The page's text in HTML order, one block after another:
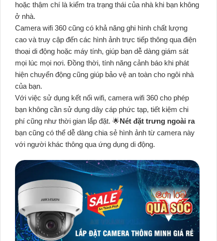
hoặc thậm chí là kiểm tra trạng thái của nhà khi bạn không
ở nhà.
Camera wifi 360 cũng có khả năng ghi hình chất lượng
cao và truy cập đến các hình ảnh trực tiếp thông qua điện
thoại di động hoặc máy tính, giúp bạn dễ dàng giám sát
mọi lúc mọi nơi. Đồng thời, tính năng cảnh báo khi phát
hiện chuyển động cũng giúp bảo vệ an toàn cho ngôi nhà
của bạn.
Với việc sử dụng kết nối wifi, camera wifi 360 cho phép
bạn không cần sử dụng dây cáp phức tạp, tiết kiệm chi
phí cũng như thời gian lắp đặt. 🌟Nét đặt trưng ngoài ra
bạn cũng có thể dễ dàng chia sẻ hình ảnh từ camera này
với người khác thông qua ứng dụng di động.